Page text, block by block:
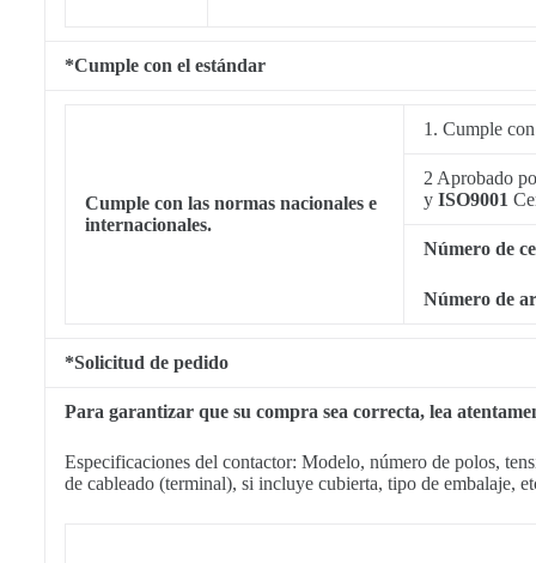
*Cumple con el estándar
Cumple con las normas nacionales e
internacionales.
1. Cumple
2 Aprobado
y ISO9001
Número de
Número de
*Solicitud de pedido
Para garantizar que su compra sea correcta, lea
Especificaciones del contactor: Modelo, número de polos,
de cableado (terminal), si incluye cubierta, tipo de embalaje,